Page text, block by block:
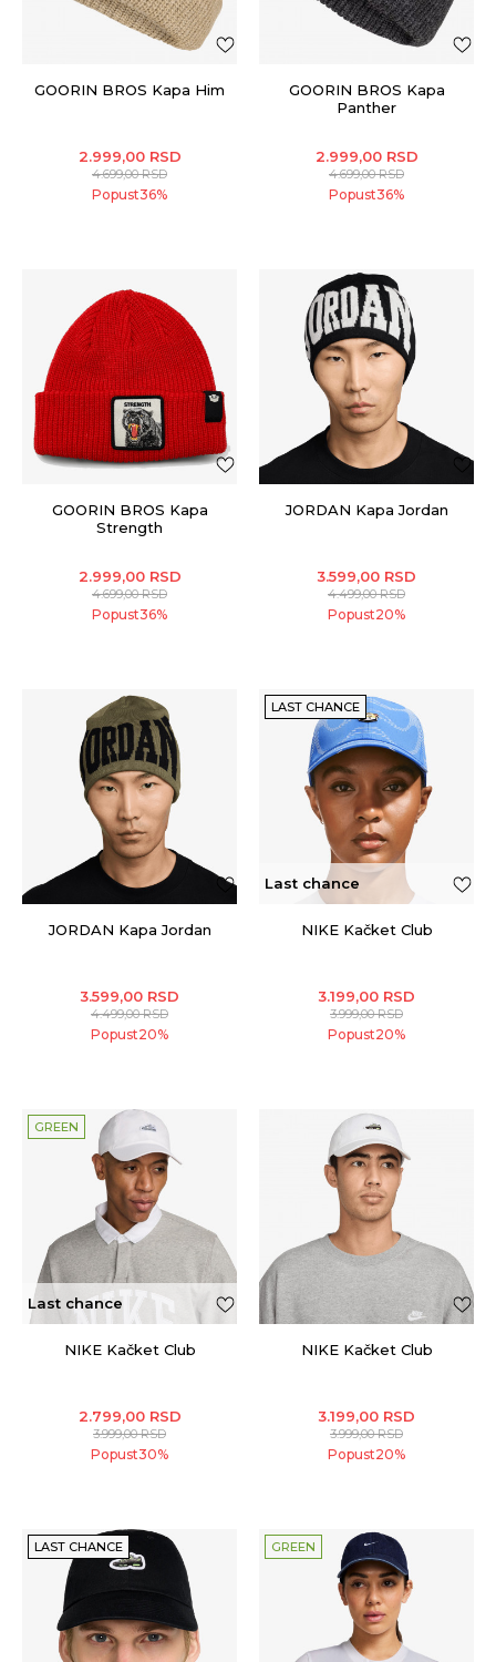
GOORIN BROS Kapa Him
2.999,00 RSD
4.699,00RSD
Popust36%
GOORIN BROS Kapa
Panther
2.999,00 RSD
4.699,00RSD
Popust36%
GOORIN BROS Kapa
Strength
2.999,00 RSD
4.699,00RSD
Popust36%
JORDAN Kapa Jordan
3.599,00 RSD
4.499,00RSD
Popust20%
JORDAN Kapa Jordan
3.599,00 RSD
4.499,00RSD
Popust20%
LAST CHANCE
Last chance
NIKE Kačket Club
3.199,00 RSD
3.999,00RSD
Popust20%
GREEN
Last chance
NIKE Kačket Club
2.799,00 RSD
3.999,00RSD
Popust30%
NIKE Kačket Club
3.199,00 RSD
3.999,00RSD
Popust20%
LAST CHANCE GREEN